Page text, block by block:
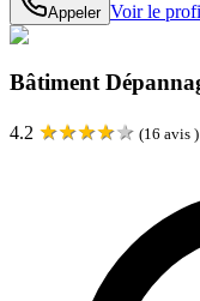
Appeler Voir le
Bâtiment
4.2 ★★★★★ (16 avis )